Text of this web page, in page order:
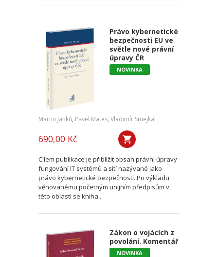
Právo kybernetické
bezpečnosti EU ve
světle nové právní
úpravy ČR
NOVINKA
Martin Janků, Pavel Mates, Vladimír Smejkal
690,00 Kč
Cílem publikace je přiblížit obsah právní úpravy
fungování IT systémů a sítí nazývané jako
právo kybernetické bezpečnosti. Po výkladu
věnovanému početným unijním předpisům v
této oblasti se kniha...
Zákon o vojácích z
povolání. Komentář
NOVINKA